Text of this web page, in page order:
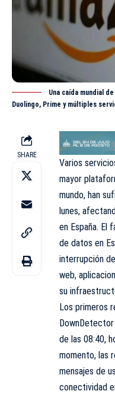
Una caída mundial
Duolingo, Prime y múltiples
SHARE
Varios
mayor
mundo, han
lunes,
en España. El
de datos en
interrupción
web,
su
Los primeros
de las 08:40,
momento, las
mensajes de
conectividad